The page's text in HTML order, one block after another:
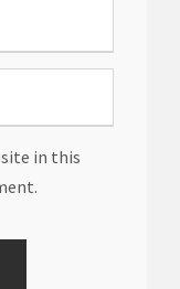
in this